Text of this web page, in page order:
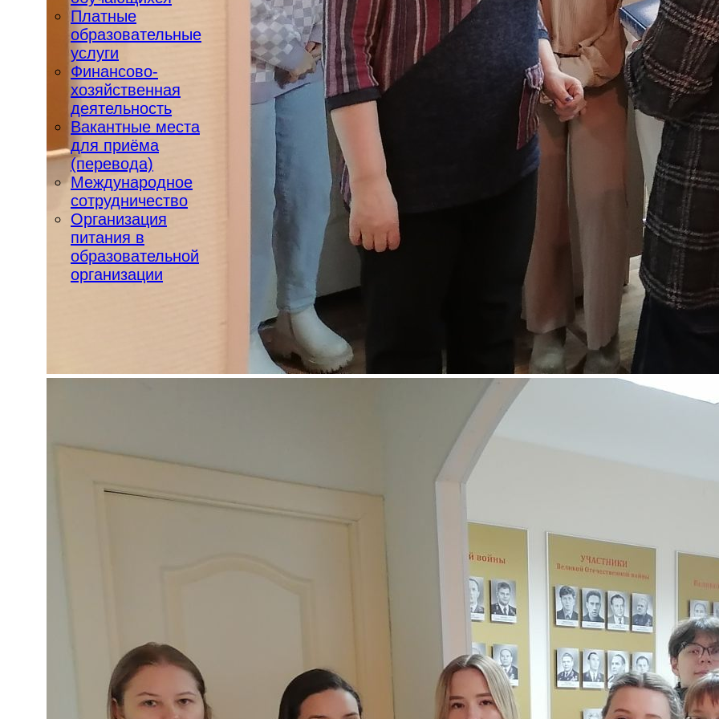
Платные
образовательные
услуги
Финансово-
хозяйственная
деятельность
Вакантные места
для приёма
(перевода)
Международное
сотрудничество
Организация
питания в
образовательной
организации